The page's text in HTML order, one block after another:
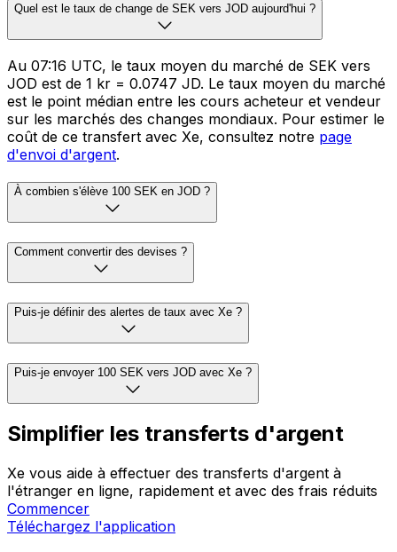
Quel est le taux de change de SEK vers JOD aujourd'hui ?
Au 07:16 UTC, le taux moyen du marché de SEK vers
JOD est de 1 kr = 0.0747 JD. Le taux moyen du marché
est le point médian entre les cours acheteur et vendeur
sur les marchés des changes mondiaux. Pour estimer le
coût de ce transfert avec Xe, consultez notre page
d'envoi d'argent.
À combien s'élève 100 SEK en JOD ?
Comment convertir des devises ?
Puis-je définir des alertes de taux avec Xe ?
Puis-je envoyer 100 SEK vers JOD avec Xe ?
Simplifier les transferts d'argent
Xe vous aide à effectuer des transferts d'argent à
l'étranger en ligne, rapidement et avec des frais réduits
Commencer
Téléchargez l'application